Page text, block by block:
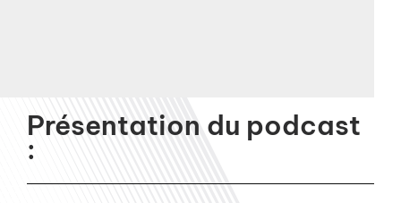
Présentation du podcast
: